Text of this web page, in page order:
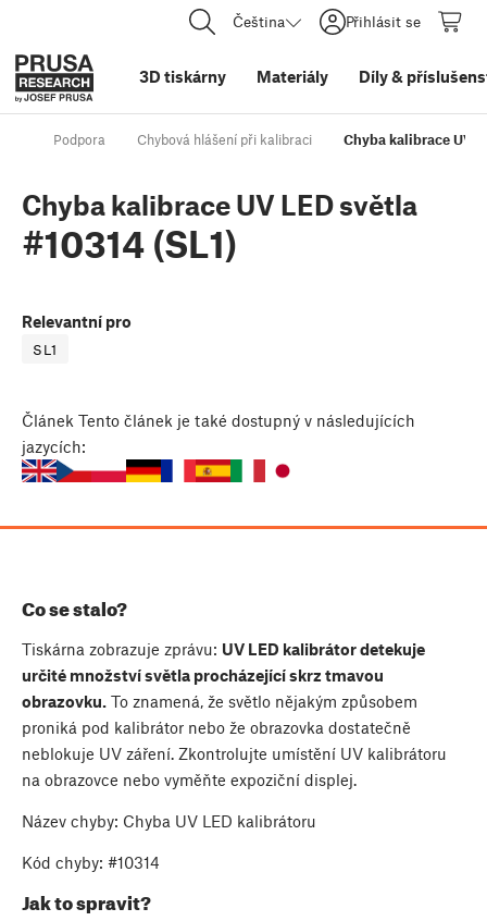
Čeština Přihlásit se
3D tiskárny Materiály Díly&
Podpora Chybová hlášení při kalibraci Chyba kalibrace UV
Chyba kalibrace UV LED světla
#10314 (SL1)
Relevantní pro
SL1
Článek Tento článek je také dostupný v následujících
jazycích:
Co se stalo?
Tiskárna zobrazuje zprávu: UV LED kalibrátor detekuje
určité množství světla procházející skrz tmavou
obrazovku. To znamená, že světlo nějakým způsobem
proniká pod kalibrátor nebo že obrazovka dostatečně
neblokuje UV záření. Zkontrolujte umístění UV kalibrátoru
na obrazovce nebo vyměňte expoziční displej.
Název chyby: Chyba UV LED kalibrátoru
Kód chyby: #10314
Jak to spravit?